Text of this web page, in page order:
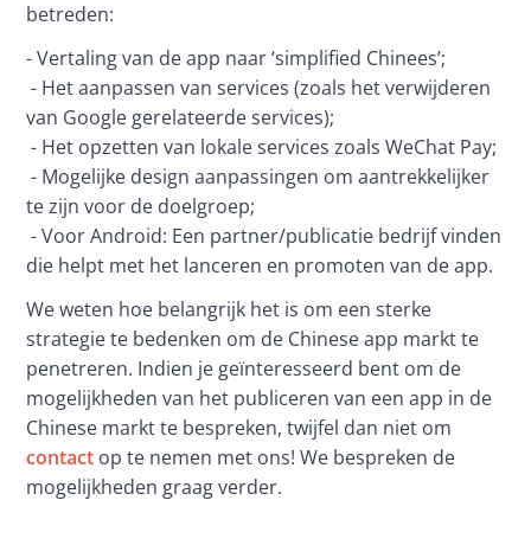
betreden:
- Vertaling van de app naar ‘simplified Chinees’;
- Het aanpassen van services (zoals het verwijderen
van Google gerelateerde services);
- Het opzetten van lokale services zoals WeChat Pay;
- Mogelijke design aanpassingen om aantrekkelijker
te zijn voor de doelgroep;
- Voor Android: Een partner/publicatie bedrijf vinden
die helpt met het lanceren en promoten van de app.
We weten hoe belangrijk het is om een sterke
strategie te bedenken om de Chinese app markt te
penetreren. Indien je geïnteresseerd bent om de
mogelijkheden van het publiceren van een app in de
Chinese markt te bespreken, twijfel dan niet om
contact op te nemen met ons! We bespreken de
mogelijkheden graag verder.